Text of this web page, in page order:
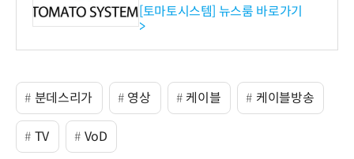
기관·보험사 공략”
[토마토시스템] 뉴스룸 바로가기
>
분데스리가 영상 케이블 케이블방송
TV VoD